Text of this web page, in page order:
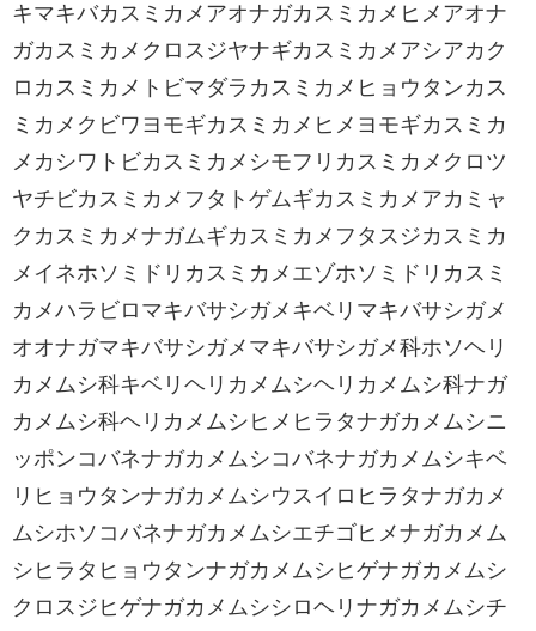
キマキバカスミカメアオナガカスミカメヒメアオナ
ガカスミカメクロスジヤナギカスミカメアシアカク
ロカスミカメトビマダラカスミカメヒョウタンカス
ミカメクビワヨモギカスミカメヒメヨモギカスミカ
メカシワトビカスミカメシモフリカスミカメクロツ
ヤチビカスミカメフタトゲムギカスミカメアカミャ
クカスミカメナガムギカスミカメフタスジカスミカ
メイネホソミドリカスミカメエゾホソミドリカスミ
カメハラビロマキバサシガメキベリマキバサシガメ
オオナガマキバサシガメマキバサシガメ科ホソヘリ
カメムシ科キベリヘリカメムシヘリカメムシ科ナガ
カメムシ科ヘリカメムシヒメヒラタナガカメムシニ
ッポンコバネナガカメムシコバネナガカメムシキベ
リヒョウタンナガカメムシウスイロヒラタナガカメ
ムシホソコバネナガカメムシエチゴヒメナガカメム
シヒラタヒョウタンナガカメムシヒゲナガカメムシ
クロスジヒゲナガカメムシシロヘリナガカメムシチ